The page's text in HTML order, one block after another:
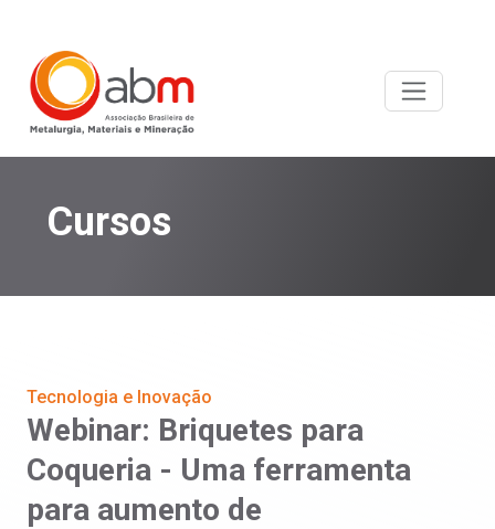
Cursos
Tecnologia e Inovação
Webinar: Briquetes para
Coqueria - Uma ferramenta
para aumento de